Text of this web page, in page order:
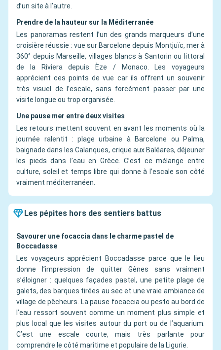
d’un site à l’autre.
Prendre de la hauteur sur la Méditerranée
Les panoramas restent l’un des grands marqueurs d’une
croisière réussie : vue sur Barcelone depuis Montjuïc, mer à
360° depuis Marseille, villages blancs à Santorin ou littoral
de la Riviera depuis Èze / Monaco. Les voyageurs
apprécient ces points de vue car ils offrent un souvenir
très visuel de l’escale, sans forcément passer par une
visite longue ou trop organisée.
Une pause mer entre deux visites
Les retours mettent souvent en avant les moments où la
journée ralentit : plage urbaine à Barcelone ou Palma,
baignade dans les Calanques, crique aux Baléares, déjeuner
les pieds dans l’eau en Grèce. C’est ce mélange entre
culture, soleil et temps libre qui donne à l’escale son côté
vraiment méditerranéen.
Les pépites hors des sentiers battus
Savourer une focaccia dans le charme pastel de
Boccadasse
Les voyageurs apprécient Boccadasse parce que le lieu
donne l’impression de quitter Gênes sans vraiment
s’éloigner : quelques façades pastel, une petite plage de
galets, des barques tirées au sec et une vraie ambiance de
village de pêcheurs. La pause focaccia ou pesto au bord de
l’eau ressort souvent comme un moment plus simple et
plus local que les visites autour du port ou de l’aquarium.
C’est une escale courte, mais très parlante pour
comprendre le côté maritime et populaire de la Ligurie.